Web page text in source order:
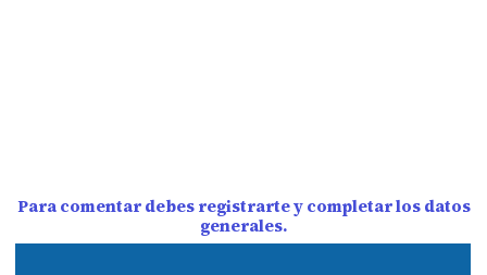
Para comentar debes registrarte y completar los datos
generales.